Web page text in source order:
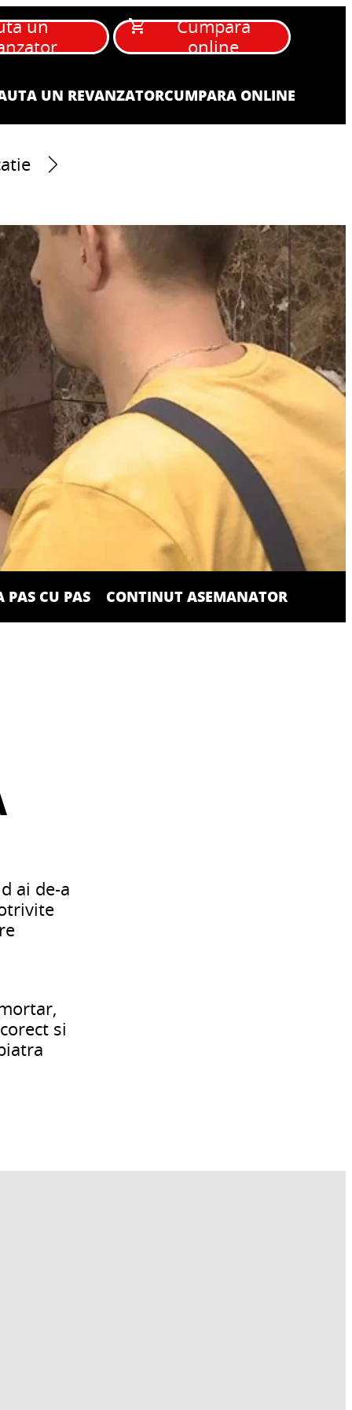
un
Cumpara
online
UN REVANZATORCUMPARA ONLINE
PAS CU PAS CONTINUT ASEMANATOR
ai de-a
si